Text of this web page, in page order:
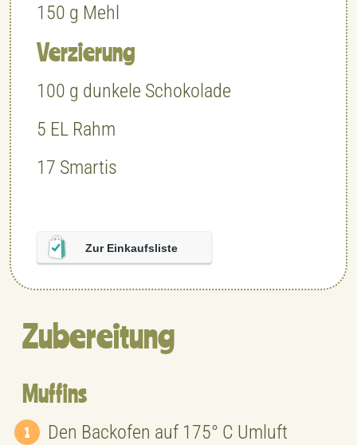
150 g Mehl
Verzierung
100 g dunkele Schokolade
5 EL Rahm
17 Smartis
Zur Einkaufsliste
Zubereitung
Muffins
Den Backofen auf 175° C Umluft